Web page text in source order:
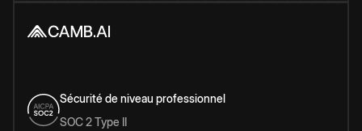
Sécurité de niveau professionnel
SOC 2 Type II